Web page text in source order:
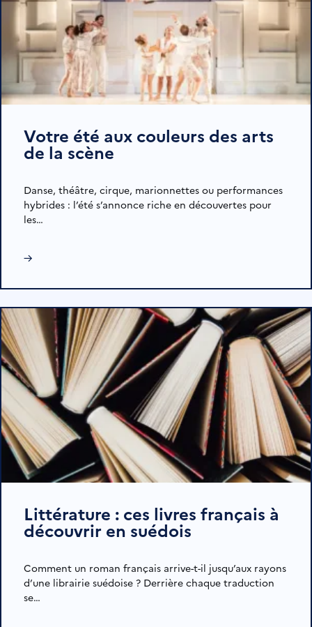
Votre été aux couleurs des arts
de la scène
Danse, théâtre, cirque, marionnettes ou performances
hybrides : l’été s’annonce riche en découvertes pour
les…
→
Littérature : ces livres français à
découvrir en suédois
Comment un roman français arrive-t-il jusqu’aux rayons
d’une librairie suédoise ? Derrière chaque traduction
se…